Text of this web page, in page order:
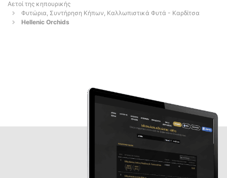
Αετοί της κηπουρικής
Φυτώρια, Συντήρηση Κήπων, Καλλωπιστικά Φυτά - Καρδίτσα
Hellenic Orchids